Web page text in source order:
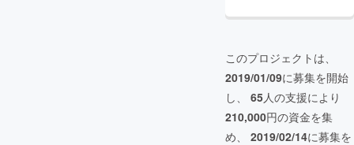
このプロジェクトは、
2019/01/09に募集を開始
し、 65人の支援により
210,000円の資金を集
め、 2019/02/14に募集を